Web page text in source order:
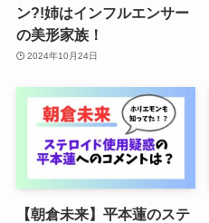
ン?!姉はインフルエンサー
の美形家族！
2024年10月24日
【朝倉未来】平本蓮のステ